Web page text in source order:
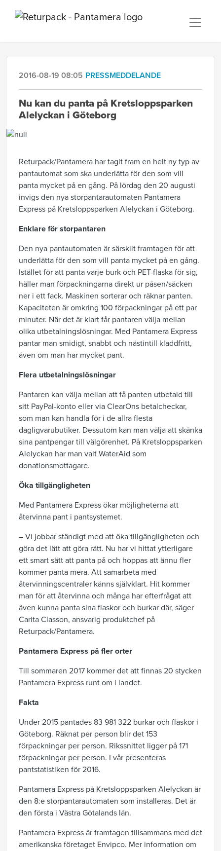
2016-08-19 08:05 PRESSMEDDELANDE
​Nu kan du panta på Kretsloppsparken
Alelyckan i Göteborg
Returpack/Pantamera har tagit fram en helt ny typ av
pantautomat som ska underlätta för den som vill
panta mycket på en gång. På lördag den 20 augusti
invigs den nya storpantarautomaten Pantamera
Express på Kretsloppsparken Alelyckan i Göteborg.
Enklare för storpantaren
Den nya pantautomaten är särskilt framtagen för att
underlätta för den som vill panta mycket på en gång.
Istället för att panta varje burk och PET-flaska för sig,
häller man förpackningarna direkt ur påsen/säcken
ner i ett fack. Maskinen sorterar och räknar panten.
Kapaciteten är omkring 100 förpackningar på ett par
minuter. När det är klart får pantaren välja mellan
olika utbetalningslösningar. Med Pantamera Express
pantar man smidigt, snabbt och nästintill kladdfritt,
även om man har mycket pant.
Flera utbetalningslösningar
Pantaren kan välja mellan att få panten utbetald till
sitt PayPal-konto eller via ClearOns betalcheckar,
som man kan handla för i de allra flesta
dagligvarubutiker. Dessutom kan man välja att skänka
sina pantpengar till välgörenhet. På Kretsloppsparken
Alelyckan har man valt WaterAid som
donationsmottagare.
Öka tillgängligheten
Med Pantamera Express ökar möjligheterna att
återvinna pant i pantsystemet.
– Vi jobbar ständigt med att öka tillgängligheten och
göra det lätt att göra rätt. Nu har vi hittat ytterligare
ett smart sätt att panta på och hoppas att ännu fler
kommer panta mera. Att samarbeta med
återvinningscentraler känns självklart. Hit kommer
man för att återvinna och många har efterfrågat att
även kunna panta sina flaskor och burkar där, säger
Carita Classon, ansvarig produktchef på
Returpack/Pantamera.
Pantamera Express på fler orter
Till sommaren 2017 kommer det att finnas 20 stycken
Pantamera Express runt om i landet.
Fakta
Under 2015 pantades 83 981 322 burkar och flaskor i
Göteborg. Räknat per person blir det 153
förpackningar per person. Rikssnittet ligger på 171
förpackningar per person. I vår presenteras
pantstatistiken för 2016.
Pantamera Express på Kretsloppsparken Alelyckan är
den 8:e storpantarautomaten som installeras. Det är
den första i Västra Götalands län.
Pantamera Express är framtagen tillsammans med det
amerikanska företaget Envipco. Mer information om